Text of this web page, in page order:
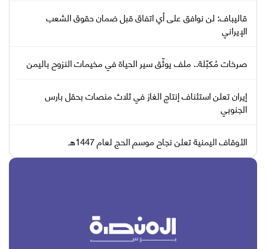
قاليباف: لن نوافق على أي اتفاق قبل ضمان حقوق الشعب
الإيراني
صرخات مُكبّلة.. ملف يوثّق سير الحياة في مخيمات النزوح باليمن
إيران تعلن استئناف إنتاج الغاز في ثلاث منصات بحقل بارس
الجنوبي
الأوقاف اليمنية تعلن نجاح موسم الحج لعام 1447هـ